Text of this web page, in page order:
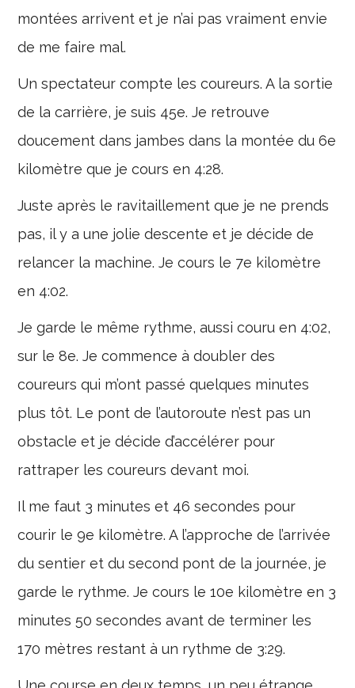
montées arrivent et je n’ai pas vraiment envie
de me faire mal.
Un spectateur compte les coureurs. A la sortie
de la carrière, je suis 45e. Je retrouve
doucement dans jambes dans la montée du 6e
kilomètre que je cours en 4:28.
Juste après le ravitaillement que je ne prends
pas, il y a une jolie descente et je décide de
relancer la machine. Je cours le 7e kilomètre
en 4:02.
Je garde le même rythme, aussi couru en 4:02,
sur le 8e. Je commence à doubler des
coureurs qui m’ont passé quelques minutes
plus tôt. Le pont de l’autoroute n’est pas un
obstacle et je décide d’accélérer pour
rattraper les coureurs devant moi.
Il me faut 3 minutes et 46 secondes pour
courir le 9e kilomètre. A l’approche de l’arrivée
du sentier et du second pont de la journée, je
garde le rythme. Je cours le 10e kilomètre en 3
minutes 50 secondes avant de terminer les
170 mètres restant à un rythme de 3:29.